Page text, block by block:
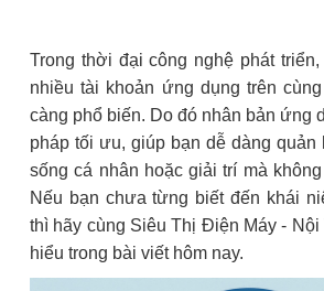
Trong thời đại công nghệ phát
nhiều tài khoản ứng dụng trên
càng phổ biến. Do đó nhân bản ứng
pháp tối ưu, giúp bạn dễ dàng quản
sống cá nhân hoặc giải trí mà
Nếu bạn chưa từng biết đến khái
thì hãy cùng Siêu Thị Điện Máy -
hiểu trong bài viết hôm nay.